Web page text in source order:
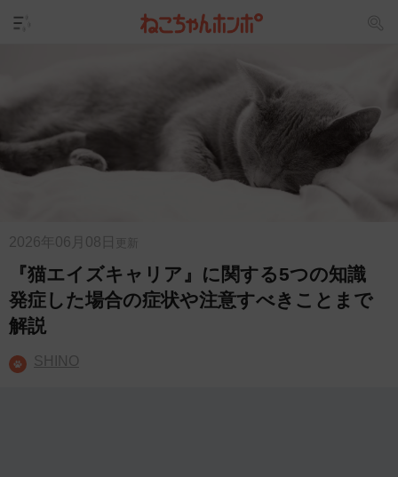
2026年06月08日 更新
『猫エイズキャリア』に関する5つの知識
発症した場合の症状や注意すべきことまで
解説
SHINO